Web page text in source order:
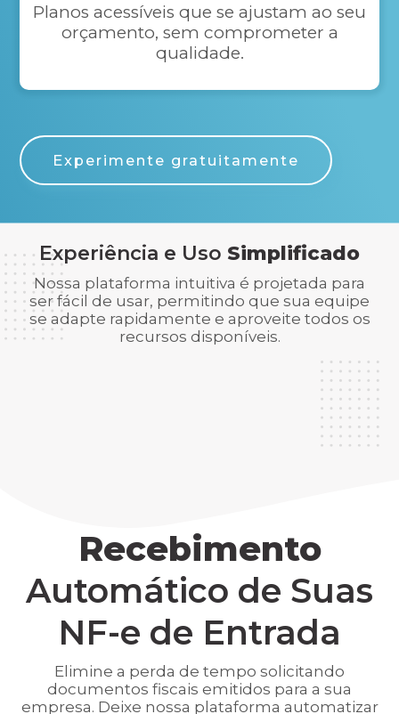
Planos acessíveis que se ajustam ao seu
orçamento, sem comprometer a
qualidade.
Experimente gratuitamente
Experiência e Uso Simplificado
Nossa plataforma intuitiva é projetada para
ser fácil de usar, permitindo que sua equipe
se adapte rapidamente e aproveite todos os
recursos disponíveis.
Recebimento
Automático de Suas
NF-e de Entrada
Elimine a perda de tempo solicitando
documentos fiscais emitidos para a sua
empresa. Deixe nossa plataforma automatizar